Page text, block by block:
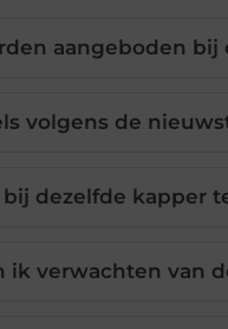
aangeboden bij
volgens de
dezelfde kapper
ik verwachten van